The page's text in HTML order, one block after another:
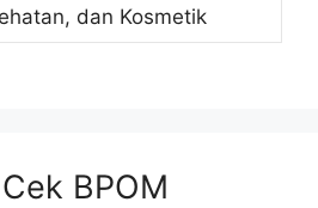
dan Kosmetik
BPOM